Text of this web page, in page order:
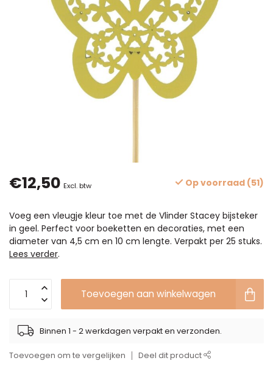
€12,50 Excl. btw Op voorraad (51)
Voeg een vleugje kleur toe met de Vlinder Stacey bijsteker
in geel. Perfect voor boeketten en decoraties, met een
diameter van 4,5 cm en 10 cm lengte. Verpakt per 25 stuks.
Lees verder.
Toevoegen aan winkelwagen
Binnen 1 - 2 werkdagen verpakt en verzonden.
Toevoegen om te vergelijken Deel dit product